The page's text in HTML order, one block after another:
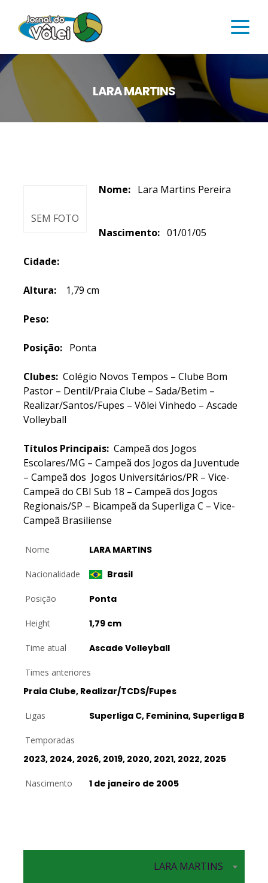
LARA MARTINS
SEM FOTO
Nome: Lara Martins Pereira
Nascimento: 01/01/05
Cidade:
Altura: 1,79 cm
Peso:
Posição: Ponta
Clubes: Colégio Novos Tempos – Clube Bom
Pastor – Dentil/Praia Clube – Sada/Betim –
Realizar/Santos/Fupes – Vôlei Vinhedo – Ascade
Volleyball
Títulos Principais: Campeã dos Jogos
Escolares/MG – Campeã dos Jogos da Juventude
– Campeã dos Jogos Universitários/PR – Vice-
Campeã do CBI Sub 18 – Campeã dos Jogos
Regionais/SP – Bicampeã da Superliga C – Vice-
Campeã Brasiliense
Nome LARA MARTINS
Nacionalidade Brasil
Posição Ponta
Height 1,79 cm
Time atual Ascade Volleyball
Times anteriores
Praia Clube, Realizar/TCDS/Fupes
Ligas Superliga C, Feminina, Superliga B
Temporadas
2023, 2024, 2026, 2019, 2020, 2021, 2022, 2025
Nascimento 1 de janeiro de 2005
LARA MARTINS